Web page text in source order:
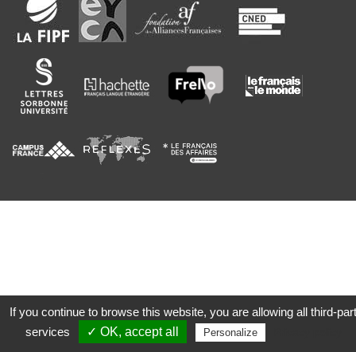
If you continue to browse this website, you are allowing all third-
services
✓ OK, accept all Personalize